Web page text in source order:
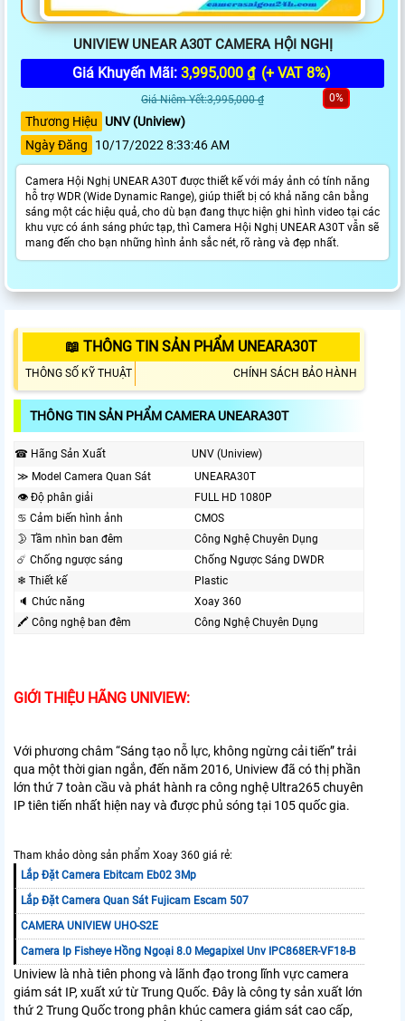
UNIVIEW UNEAR A30T CAMERA HỘI NGHỊ
Giá Khuyến Mãi: 3,995,000 ₫ (+ VAT 8%)
Giá Niêm Yết:3,995,000 ₫ 0%
Thương Hiệu
UNV (Uniview)
Ngày Đăng
10/17/2022 8:33:46 AM
Camera Hội Nghị UNEAR A30T được thiết kế với máy ảnh có tính năng
hỗ trợ WDR (Wide Dynamic Range), giúp thiết bị có khả năng cân bằng
sáng một các hiệu quả, cho dù bạn đang thực hiện ghi hình video tại các
khu vực có ánh sáng phức tạp, thì Camera Hội Nghị UNEAR A30T vẫn sẽ
mang đến cho bạn những hình ảnh sắc nét, rõ ràng và đẹp nhất.
📖 THÔNG TIN SẢN PHẨM UNEARA30T
THÔNG SỐ KỸ THUẬT CHÍNH SÁCH BẢO HÀNH
THÔNG TIN SẢN PHẨM CAMERA UNEARA30T
☎ Hãng Sản Xuất
UNV (Uniview)
≫ Model Camera Quan Sát
UNEARA30T
👁 Độ phân giải
FULL HD 1080P
♋ Cảm biến hình ảnh
CMOS
🌛 Tầm nhìn ban đêm
Công Nghệ Chuyên Dụng
☄️ Chống ngược sáng
Chống Ngược Sáng DWDR
❄ Thiết kế
Plastic
🔈 Chức năng
Xoay 360
🖍 Công nghệ ban đêm
Công Nghệ Chuyên Dụng
GIỚI THIỆU HÃNG UNIVIEW:
Với phương châm “Sáng tạo nỗ lực, không ngừng cải tiến” trải
qua một thời gian ngắn, đến năm 2016, Uniview đã có thị phần
lớn thứ 7 toàn cầu và phát hành ra công nghệ Ultra265 chuyên
IP tiên tiến nhất hiện nay và được phủ sóng tại 105 quốc gia.
Tham khảo dòng sản phẩm Xoay 360 giá rẻ:
Lắp Đặt Camera Ebitcam Eb02 3Mp
Lắp Đặt Camera Quan Sát Fujicam Escam 507
CAMERA UNIVIEW UHO-S2E
Camera Ip Fisheye Hồng Ngoại 8.0 Megapixel Unv IPC868ER-VF18-B
Uniview là nhà tiên phong và lãnh đạo trong lĩnh vực camera
giám sát IP, xuất xứ từ Trung Quốc. Đây là công ty sản xuất lớn
thứ 2 Trung Quốc trong phân khúc camera giám sát cao cấp,